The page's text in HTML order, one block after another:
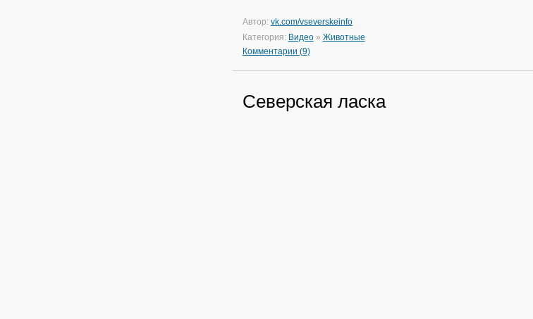
Автор: vk.com/vseverskeinfo
Категория: Видео» Животные
Комментарии (9)
Северская ласка